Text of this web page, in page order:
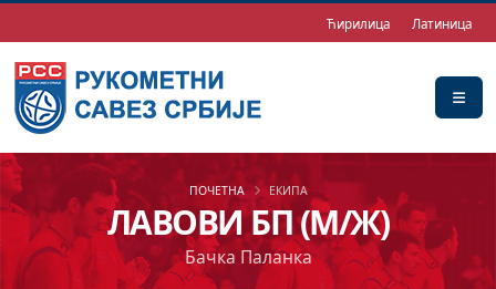
Ћирилица Латиница
ЛАВОВИ БП (М/Ж)
Бачка Паланка
ПОЧЕТНА ЕКИПА